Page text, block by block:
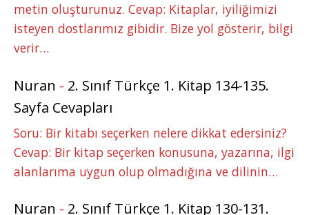
metin oluşturunuz. Cevap: Kitaplar, iyiliğimizi
isteyen dostlarımız gibidir. Bize yol gösterir, bilgi
verir…
Nuran - 2. Sınıf Türkçe 1. Kitap 134-135.
Sayfa Cevapları
Soru: Bir kitabı seçerken nelere dikkat edersiniz?
Cevap: Bir kitap seçerken konusuna, yazarına, ilgi
alanlarıma uygun olup olmadığına ve dilinin…
Nuran - 2. Sınıf Türkçe 1. Kitap 130-131.